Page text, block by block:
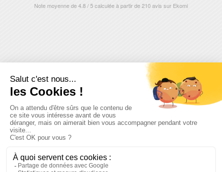
Note moyenne de4.8/5calculée à partir de210avis sur Ekomi